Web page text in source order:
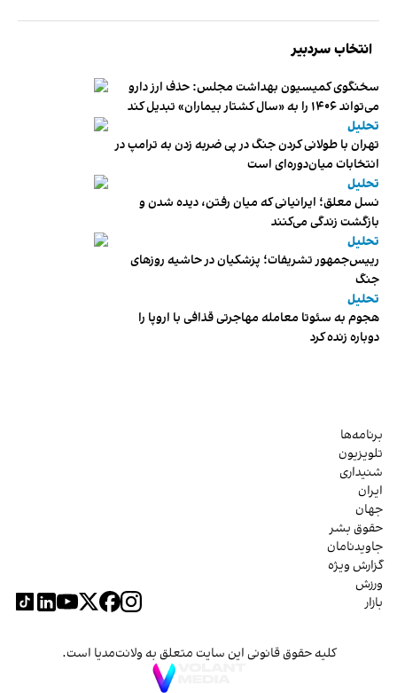
انتخاب سردبیر
سخنگوی کمیسیون بهداشت مجلس: حذف ارز دارو
می‌تواند ۱۴۰۶ را به «سال کشتار بیماران» تبدیل کند
تحلیل
تهران با طولانی کردن جنگ در پی ضربه زدن به ترامپ در
انتخابات میان‌دوره‌ای است
تحلیل
نسل معلق؛ ایرانیانی که میان رفتن، دیده شدن و
بازگشت زندگی می‌کنند
تحلیل
رییس‌جمهور تشریفات؛ پزشکیان در حاشیه روزهای
جنگ
تحلیل
هجوم به سئوتا معامله مهاجرتی قذافی با اروپا را
دوباره زنده کرد
برنامه‌ها
تلویزیون
شنیداری
ایران
جهان
حقوق بشر
جاویدنامان
گزارش ویژه
ورزش
بازار
کلیه حقوق قانونی این سایت متعلق به ولانت‌مدیا است.